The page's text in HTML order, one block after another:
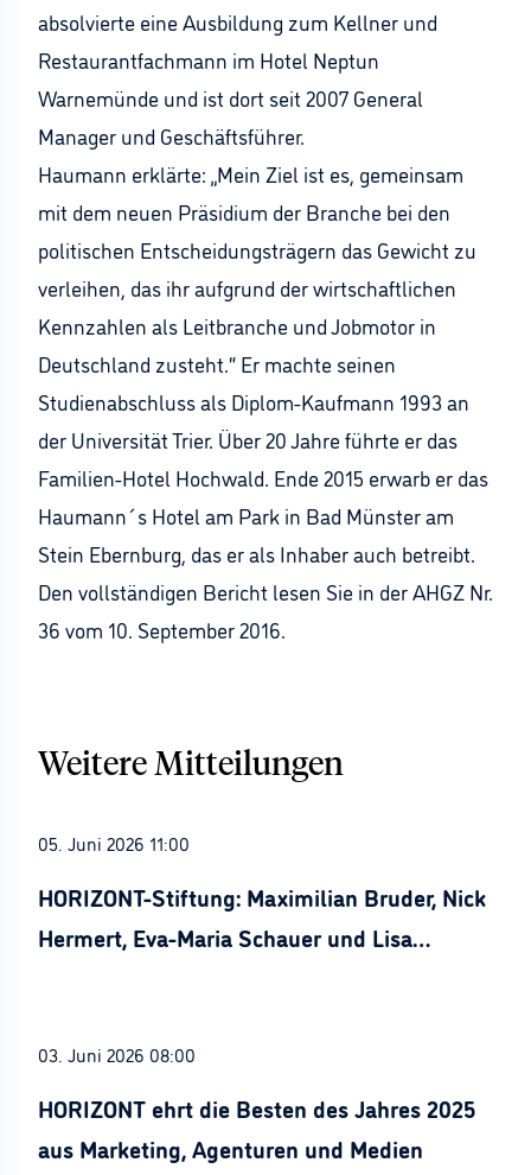
absolvierte eine Ausbildung zum Kellner und
Restaurantfachmann im Hotel Neptun
Warnemünde und ist dort seit 2007 General
Manager und Geschäftsführer.
Haumann erklärte: „Mein Ziel ist es, gemeinsam
mit dem neuen Präsidium der Branche bei den
politischen Entscheidungsträgern das Gewicht zu
verleihen, das ihr aufgrund der wirtschaftlichen
Kennzahlen als Leitbranche und Jobmotor in
Deutschland zusteht.“ Er machte seinen
Studienabschluss als Diplom-Kaufmann 1993 an
der Universität Trier. Über 20 Jahre führte er das
Familien-Hotel Hochwald. Ende 2015 erwarb er das
Haumann´s Hotel am Park in Bad Münster am
Stein Ebernburg, das er als Inhaber auch betreibt.
Den vollständigen Bericht lesen Sie in der AHGZ Nr.
36 vom 10. September 2016.
Weitere Mitteilungen
05. Juni 2026 11:00
HORIZONT-Stiftung: Maximilian Bruder, Nick
Hermert, Eva-Maria Schauer und Lisa
03. Juni 2026 08:00
HORIZONT ehrt die Besten des Jahres 2025
aus Marketing, Agenturen und Medien